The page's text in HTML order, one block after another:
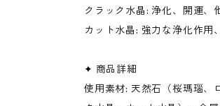
クラック水晶: 浄化、開運、
カット水晶: 強力な浄化作用
✦ 商品詳細
使用素材: 天然石（桜瑪瑙、